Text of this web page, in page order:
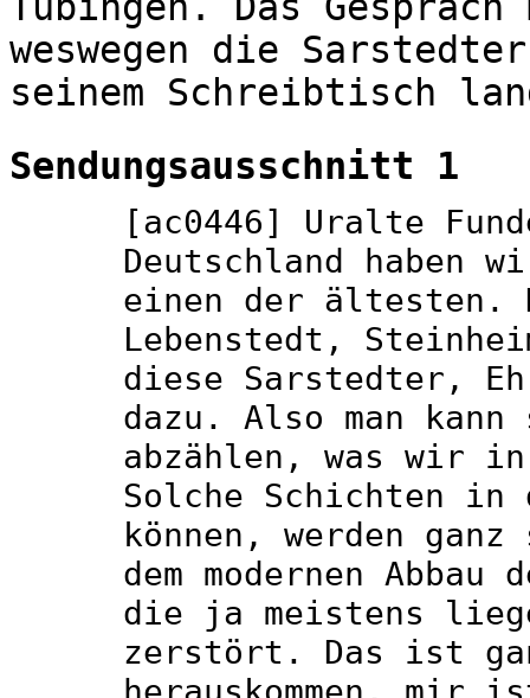
weswegen die
seinem Schreibtisch
Sendungsausschnitt 1
[ac0446] Uralte
Deutschland haben
einen der ältesten.
Lebenstedt,
diese Sarstedter,
dazu. Also man
abzählen, was wir
Solche Schichten in
können, werden
dem modernen
die ja meistens
zerstört. Das ist